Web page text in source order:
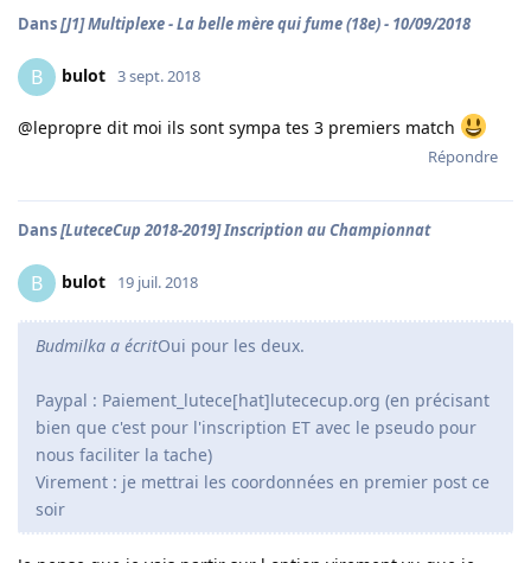
Dans[J1] Multiplexe - La belle mère qui fume (18e) - 10/09/2018
B bulot 3 sept. 2018
@lepropre dit moi ils sont sympa tes 3 premiers match
Répondre
Dans[LuteceCup 2018-2019] Inscription au Championnat
B bulot 19 juil. 2018
Budmilka a écritOui pour les deux.
Paypal : Paiement_lutece[hat]lutececup.org (en précisant
bien que c'est pour l'inscription ET avec le pseudo pour
nous faciliter la tache)
Virement : je mettrai les coordonnées en premier post ce
soir